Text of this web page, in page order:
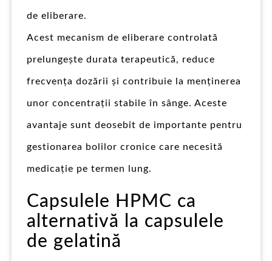
de eliberare.
Acest mecanism de eliberare controlată
prelungește durata terapeutică, reduce
frecvența dozării și contribuie la menținerea
unor concentrații stabile în sânge. Aceste
avantaje sunt deosebit de importante pentru
gestionarea bolilor cronice care necesită
medicație pe termen lung.
Capsulele HPMC ca
alternativă la capsulele
de gelatină